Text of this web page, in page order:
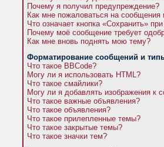
Почему я получил предупреждение?
Как мне пожаловаться на сообщения
Что означает кнопка «Сохранить»
Почему моё сообщение требует
Как мне вновь поднять мою тему?
Форматирование сообщений и
Что такое BBCode?
Могу ли я использовать HTML?
Что такое смайлики?
Могу ли я добавлять изображения к
Что такое важные объявления?
Что такое объявления?
Что такое прилепленные темы?
Что такое закрытые темы?
Что такое значки тем?